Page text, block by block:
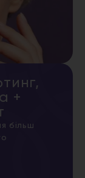
+
більш